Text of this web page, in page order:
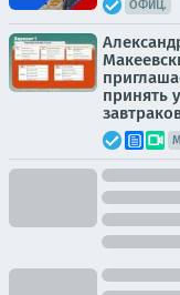
ОФИЦ.
принять